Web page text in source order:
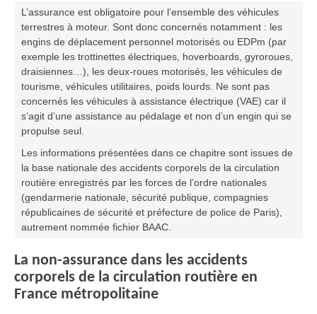
L’assurance est obligatoire pour l’ensemble des véhicules
terrestres à moteur. Sont donc concernés notamment : les
engins de déplacement personnel motorisés ou EDPm (par
exemple les trottinettes électriques, hoverboards, gyroroues,
draisiennes…), les deux-roues motorisés, les véhicules de
tourisme, véhicules utilitaires, poids lourds. Ne sont pas
concernés les véhicules à assistance électrique (VAE) car il
s’agit d’une assistance au pédalage et non d’un engin qui se
propulse seul.
Les informations présentées dans ce chapitre sont issues de
la base nationale des accidents corporels de la circulation
routière enregistrés par les forces de l’ordre nationales
(gendarmerie nationale, sécurité publique, compagnies
républicaines de sécurité et préfecture de police de Paris),
autrement nommée fichier BAAC.
La non-assurance dans les accidents
corporels de la circulation routière en
France métropolitaine